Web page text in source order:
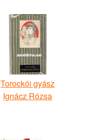
Torockói gyász
Ignácz Rózsa